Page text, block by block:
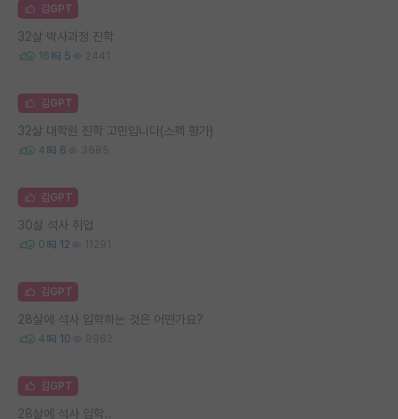
김GPT
32살 박사과정 진학
16 5 2441
김GPT
32살 대학원 진학 고민입니다(스펙 평가)
4 6 3685
김GPT
30살 석사 취업
0 12 11291
김GPT
28살에 석사 입학하는 것은 어떤가요?
4 10 9982
김GPT
28살에 석사 입학..